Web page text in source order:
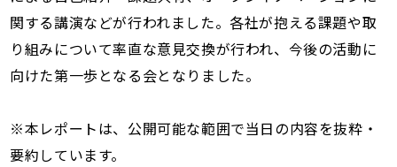
関する講演などが行われました。各社が抱える課題や取
り組みについて率直な意見交換が行われ、今後の活動に
向けた第一歩となる会となりました。
※本レポートは、公開可能な範囲で当日の内容を抜粋・
要約しています。